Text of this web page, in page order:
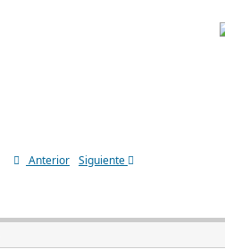
Anterior Siguiente